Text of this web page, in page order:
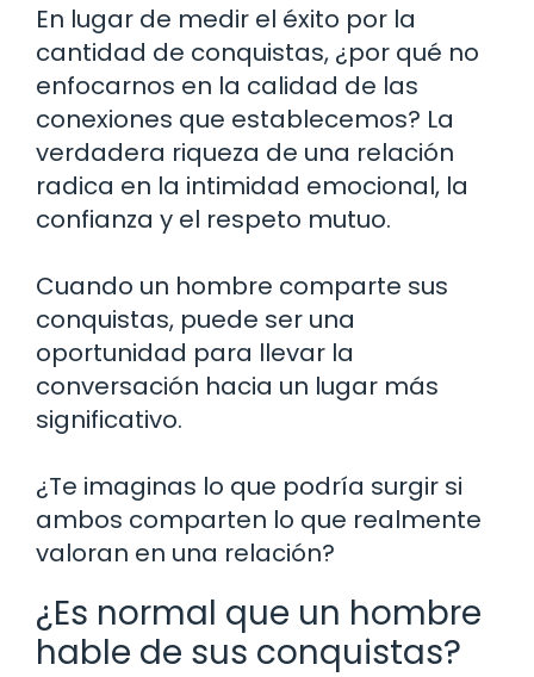
En lugar de medir el éxito por la
cantidad de conquistas, ¿por qué no
enfocarnos en la calidad de las
conexiones que establecemos? La
verdadera riqueza de una relación
radica en la intimidad emocional, la
confianza y el respeto mutuo.
Cuando un hombre comparte sus
conquistas, puede ser una
oportunidad para llevar la
conversación hacia un lugar más
significativo.
¿Te imaginas lo que podría surgir si
ambos comparten lo que realmente
valoran en una relación?
¿Es normal que un hombre
hable de sus conquistas?